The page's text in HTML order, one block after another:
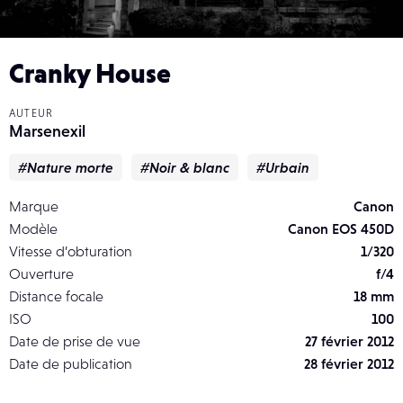
Cranky House
AUTEUR
Marsenexil
#Nature morte #Noir & blanc #Urbain
Marque
Canon
Modèle
Canon EOS 450D
Vitesse d’obturation
1/320
Ouverture
f/4
Distance focale
18 mm
ISO
100
Date de prise de vue
27 février 2012
Date de publication
28 février 2012